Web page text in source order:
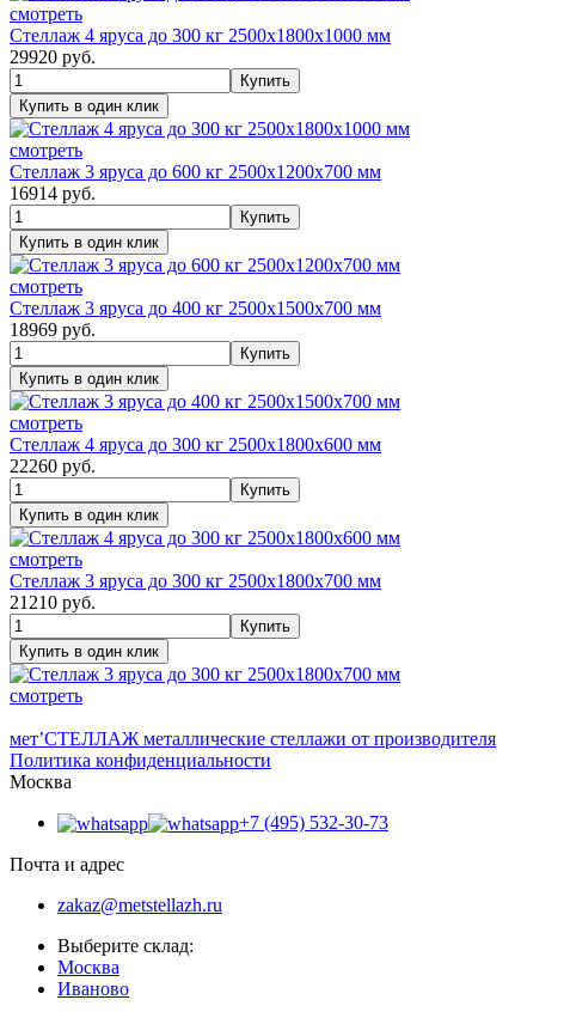
смотреть
Стеллаж 4 яруса до 300 кг 2500х1800х1000 мм
29920 руб.
смотреть
Стеллаж 3 яруса до 600 кг 2500х1200х700 мм
16914 руб.
смотреть
Стеллаж 3 яруса до 400 кг 2500х1500х700 мм
18969 руб.
смотреть
Стеллаж 4 яруса до 300 кг 2500х1800х600 мм
22260 руб.
смотреть
Стеллаж 3 яруса до 300 кг 2500х1800х700 мм
21210 руб.
смотреть
мет’СТЕЛЛАЖ металлические стеллажи от производителя
Политика конфиденциальности
Москва
+7 (495) 532-30-73
Почта и адрес
zakaz@metstellazh.ru
Выберите склад:
Москва
Иваново